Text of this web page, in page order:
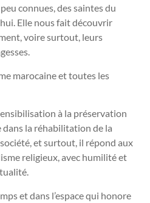
connues, des saintes du
Elle nous fait découvrir
voire surtout, leurs
marocaine et toutes les
à la préservation
dans la réhabilitation de la
et surtout, il répond aux
religieux, avec humilité et
et dans l’espace qui honore